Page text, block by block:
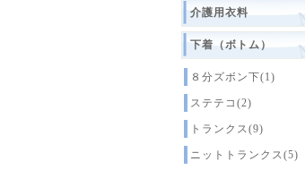
介護用衣料
下着（ボトム）
８分ズボン下(1)
ステテコ(2)
トランクス(9)
ニットトランクス(5)